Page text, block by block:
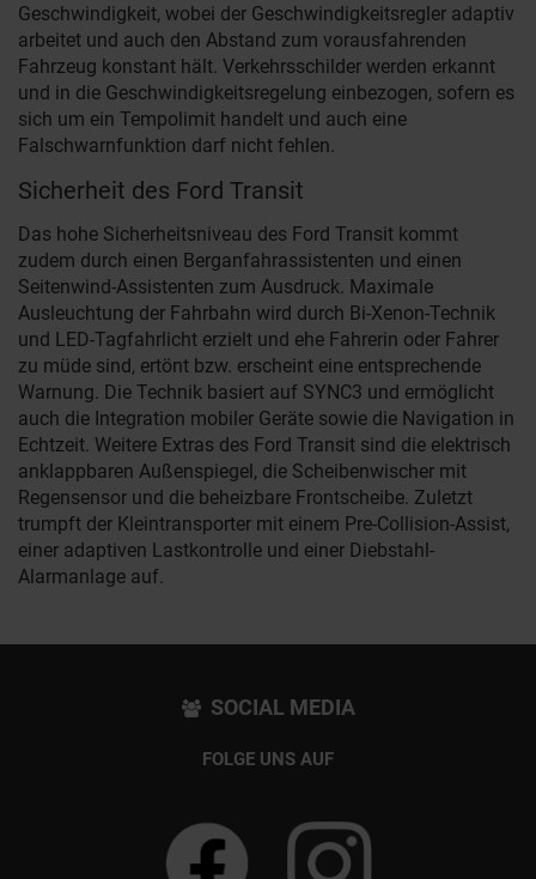
Geschwindigkeit, wobei der Geschwindigkeitsregler adaptiv
arbeitet und auch den Abstand zum vorausfahrenden
Fahrzeug konstant hält. Verkehrsschilder werden erkannt
und in die Geschwindigkeitsregelung einbezogen, sofern es
sich um ein Tempolimit handelt und auch eine
Falschwarnfunktion darf nicht fehlen.
Sicherheit des Ford Transit
Das hohe Sicherheitsniveau des Ford Transit kommt
zudem durch einen Berganfahrassistenten und einen
Seitenwind-Assistenten zum Ausdruck. Maximale
Ausleuchtung der Fahrbahn wird durch Bi-Xenon-Technik
und LED-Tagfahrlicht erzielt und ehe Fahrerin oder Fahrer
zu müde sind, ertönt bzw. erscheint eine entsprechende
Warnung. Die Technik basiert auf SYNC3 und ermöglicht
auch die Integration mobiler Geräte sowie die Navigation in
Echtzeit. Weitere Extras des Ford Transit sind die elektrisch
anklappbaren Außenspiegel, die Scheibenwischer mit
Regensensor und die beheizbare Frontscheibe. Zuletzt
trumpft der Kleintransporter mit einem Pre-Collision-Assist,
einer adaptiven Lastkontrolle und einer Diebstahl-
Alarmanlage auf.
SOCIAL MEDIA
FOLGE UNS AUF